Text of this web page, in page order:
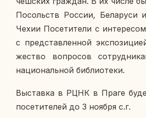
По­сольств России, Бе­ла­ру­си
Чехии По­се­ти­те­ли с
с пред­став­лен­ной
же­ство во­про­сов
на­ци­о­наль­ной биб­лио­те­ки.
Вы­став­ка в РЦНК в Праге
по­се­ти­те­лей до 3 ноября с.г.